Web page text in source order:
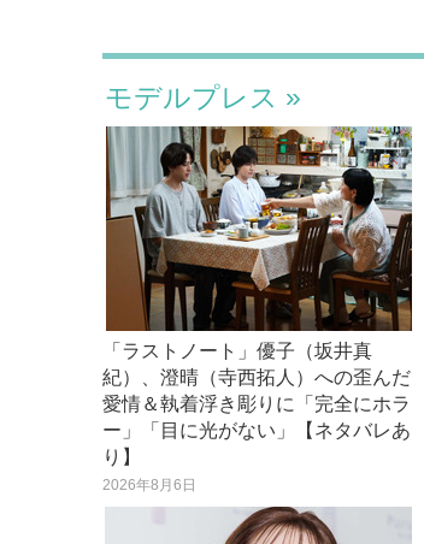
モデルプレス
「ラストノート」優子（坂井真
紀）、澄晴（寺西拓人）への歪んだ
愛情＆執着浮き彫りに「完全にホラ
ー」「目に光がない」【ネタバレあ
り】
2026年8月6日